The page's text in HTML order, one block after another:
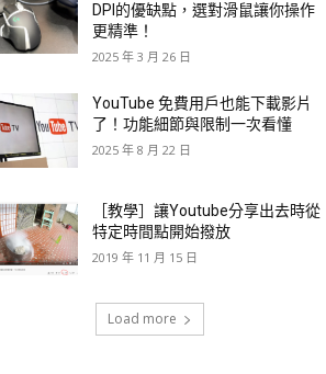
DPI的優缺點，選對滑鼠讓你操作
更精準！
2025 年 3 月 26 日
YouTube 免費用戶也能下載影片
了！功能細節與限制一次看懂
2025 年 8 月 22 日
［教學］讓Youtube分享出去時從
特定時間點開始撥放
2019 年 11 月 15 日
Load more